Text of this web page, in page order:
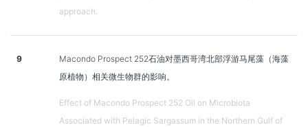
approach.
9
Macondo Prospect 252石油对墨西哥湾北部浮游马尾藻（海藻
原植物）相关微生物群的影响。
Effect of Macondo Prospect 252 Oil on Microbiota
Associated with Pelagic Sargassum in the Northern Gulf of